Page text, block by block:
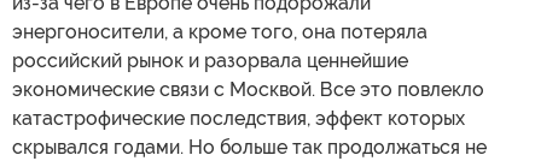
энергоносители, а кроме того, она потеряла
российский рынок и разорвала ценнейшие
экономические связи с Москвой. Все это повлекло
катастрофические последствия, эффект которых
скрывался годами. Но больше так продолжаться не